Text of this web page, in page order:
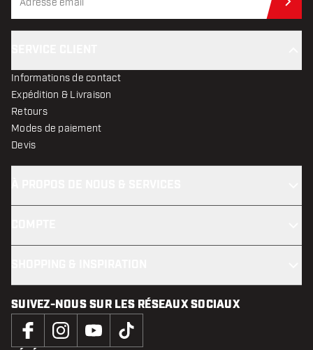
Informations de contact
Expédition & Livraison
Retours
Modes de paiement
Devis
SUIVEZ-NOUS SUR LES RÉSEAUX SOCIAUX